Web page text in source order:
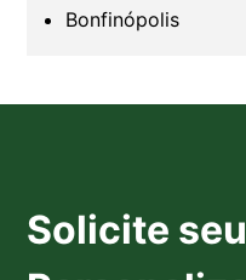
Bonfinópolis
Solicite